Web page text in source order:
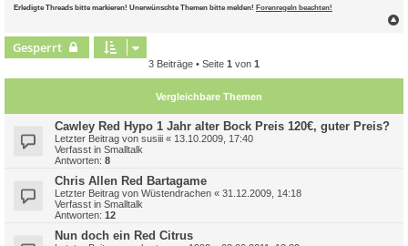
Erledigte Threads bitte markieren! Unerwünschte Themen bitte melden! Forenregeln beachten!
Gesperrt
3 Beiträge • Seite 1 von 1
Vergleichbare Themen
Cawley Red Hypo 1 Jahr alter Bock Preis 120€, guter Preis?
Letzter Beitrag von susiii « 13.10.2009, 17:40
Verfasst in Smalltalk
Antworten: 8
Chris Allen Red Bartagame
Letzter Beitrag von Wüstendrachen « 31.12.2009, 14:18
Verfasst in Smalltalk
Antworten: 12
Nun doch ein Red Citrus